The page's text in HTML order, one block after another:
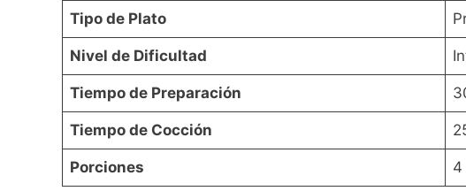
Tipo de Plato
Nivel de Dificultad
Tiempo de Preparación
Tiempo de Cocción
Porciones 4